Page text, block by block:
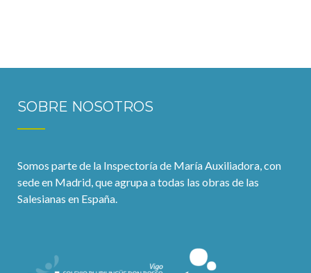
SOBRE NOSOTROS
Somos parte de la Inspectoría de María Auxiliadora, con
sede en Madrid, que agrupa a todas las obras de las
Salesianas en España.